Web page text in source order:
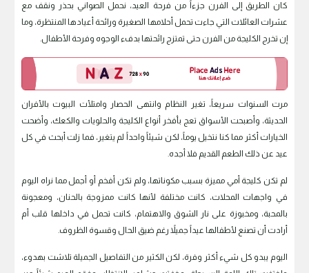
كان الطريق إلى الفرن جزءاً من فرحة العيد، نحمل الصواني بحذر ونقف مع
عشرات العائلات التي جاءت تحمل أحلامها الصغيرة ورائحة أعيادها المنتظرة، وما
إن تخرج الكليجة من الفرن حتى تمتزج رائحتها بدفء الوجوه وفرحة الأطفال.
مرت السنوات سريعاً، تغير النظام وانتهى الحصار وامتلأت البيوت بالأفران
الحديثة، وأصبحت الأسواق تعج بأفخر أنواع الكليجة والحلويات والكعك، وأضحت
الخيارات أكثر مما كنا نتخيل يوماً، لكن شيئاً واحداً لم يتغير، فما زلت أبحث في كل
عيد عن ذلك الطعم القديم فلا أجده.
لم تكن كليجة أمي مميزة بسبب مكوناتها، ولم تكن أفخم أو أجمل مما نراه اليوم
في واجهات المحلات، كانت مختلفة لأنها كانت ممزوجة بالحنان، ومعجونة
بالمحبة، ومخبوزة على نار الشوق والاهتمام، كانت تحمل في داخلها قلب أم
أرادت أن تصنع لأطفالها عيداً جميلاً رغم ضيق الحال وقسوة الظروف.
اليوم يبدو كل شيء أكثر وفرة، لكن الكثير من التفاصيل الجميلة تلاشت بهدوء،